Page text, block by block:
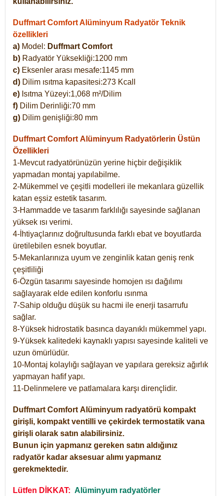
Duffmart Comfort Alüminyum Radyatör Teknik
özellikleri
a) Model: Duffmart Comfort
b) Radyatör Yüksekliği:1200 mm
c) Eksenler arası mesafe:1145 mm
d) Dilim ısıtma kapasitesi:273 Kcall
e) Isıtma Yüzeyi:1,068 m²/Dilim
f) Dilim Derinliği:70 mm
g) Dilim genişliği:80 mm
Duffmart Comfort Alüminyum Radyatörlerin Üstün
Özellikleri
1-Mevcut radyatörünüzün yerine hiçbir değişiklik
yapmadan montaj yapılabilme.
2-Mükemmel ve çeşitli modelleri ile mekanlara güzellik
katan eşsiz estetik tasarım.
3-Hammadde ve tasarım farklılığı sayesinde sağlanan
yüksek ısı verimi.
4-İhtiyaçlarınız doğrultusunda farklı ebat ve boyutlarda
üretilebilen esnek boyutlar.
5-Mekanlarınıza uyum ve zenginlik katan geniş renk
çeşitliliği
6-Özgün tasarımı sayesinde homojen ısı dağılımı
sağlayarak elde edilen konforlu ısınma
7-Sahip olduğu düşük su hacmi ile enerji tasarrufu
sağlar.
8-Yüksek hidrostatik basınca dayanıklı mükemmel yapı.
9-Yüksek kalitedeki kaynaklı yapısı sayesinde kaliteli ve
uzun ömürlüdür.
10-Montaj kolaylığı sağlayan ve yapılara gereksiz ağırlık
yapmayan hafif yapı.
11-Delinmelere ve patlamalara karşı dirençlidir.
Duffmart Comfort Alüminyum radyatörü kompakt
girişli, kompakt ventilli ve çekirdek termostatik vana
girişli olarak satın alabilirsiniz.
Bunun için yapmanız gereken satın aldığınız
radyatör kadar aksesuar alımı yapmanız
gerekmektedir.
Lütfen DİKKAT: Alüminyum radyatörler